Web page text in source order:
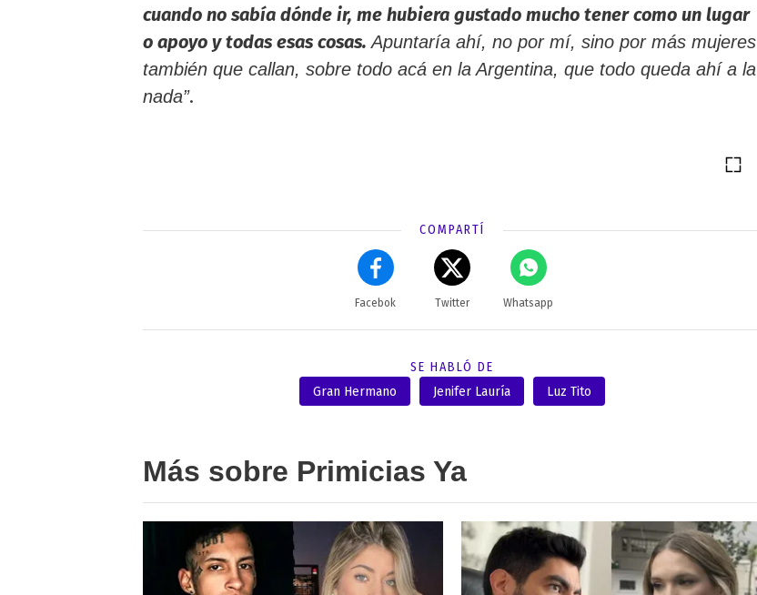
cuando no sabía dónde ir, me hubiera gustado mucho tener como un lugar
o apoyo y todas esas cosas.Apuntaría ahí, no por mí, sino por más mujeres
también que callan, sobre todo acá en la Argentina, que todo queda ahí a la
nada”.
COMPARTÍ
Facebok Twitter Whatsapp
SE HABLÓ DE
Gran Hermano
Jenifer Lauría Luz Tito
Más sobre Primicias Ya